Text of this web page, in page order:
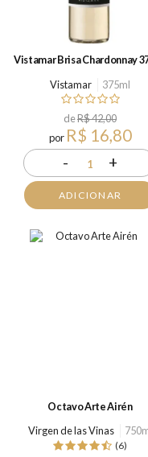
Vistamar Brisa Chardonnay
Vistamar
375ml
deR$ 42,00
por R$ 16,80
- 1 +
ADICIONAR
Octavo Arte Airén
Virgen de las Vinas
(6)